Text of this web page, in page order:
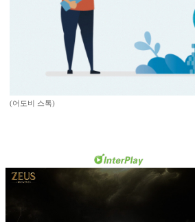
(어도비 스톡)